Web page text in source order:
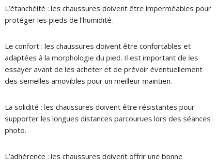
L’étanchéité : les chaussures doivent être imperméables pour
protéger les pieds de l’humidité.
Le confort : les chaussures doivent être confortables et
adaptées à la morphologie du pied. Il est important de les
essayer avant de les acheter et de prévoir éventuellement
des semelles amovibles pour un meilleur maintien.
La solidité : les chaussures doivent être résistantes pour
supporter les longues distances parcourues lors des séances
photo.
L’adhérence : les chaussures doivent offrir une bonne